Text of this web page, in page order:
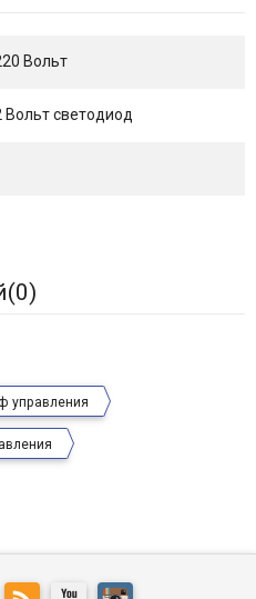
Вольт
Вольт светодиод
0)
управления